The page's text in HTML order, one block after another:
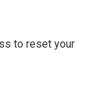
to reset your